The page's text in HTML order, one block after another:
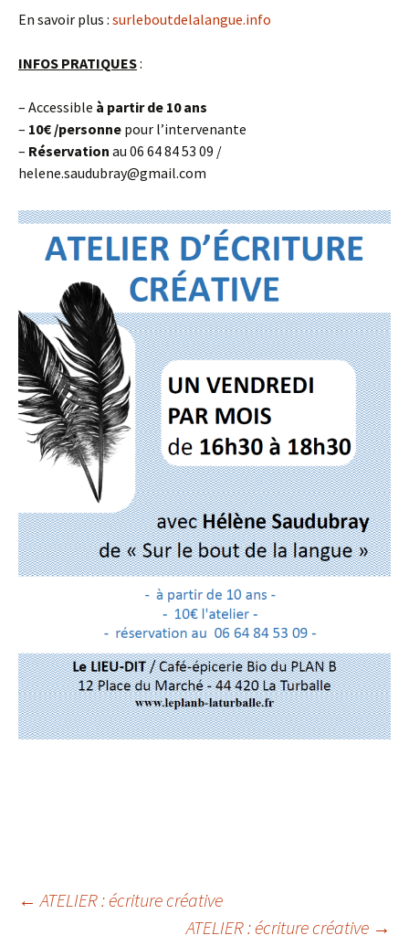
En savoir plus : surleboutdelalangue.info
INFOS PRATIQUES:
– Accessible à partir de 10 ans
– 10€ /personne pour l’intervenante
– Réservation au 06 64 84 53 09 /
helene.saudubray@gmail.com
Navigation
← ATELIER : écriture créative
ATELIER : écriture créative →